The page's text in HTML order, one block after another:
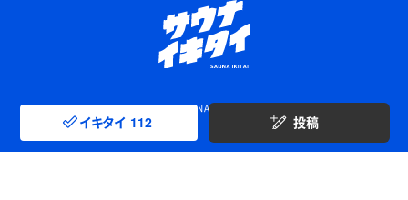
イキタイ 112 投稿
© SAUNA IKITAI